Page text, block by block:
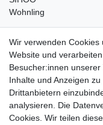
Wohnling
weitere Shops
traumlampen- Lampen
kinderwagencenter-
gastrogeraete24- alles
soziale Medien
Facebook
Wir verwenden
Website und
Besucher:innen
Inhalte und Anzeigen
Drittanbietern
analysieren. Die
Cookies. Wir teilen